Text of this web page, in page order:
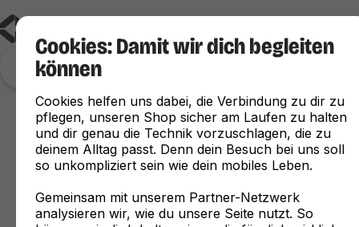
Cookies: Damit wir dich begleiten
können
Cookies helfen uns dabei, die Verbindung zu dir zu
pflegen, unseren Shop sicher am Laufen zu halten
und dir genau die Technik vorzuschlagen, die zu
deinem Alltag passt. Denn dein Besuch bei uns soll
so unkompliziert sein wie dein mobiles Leben.
Gemeinsam mit unserem Partner-Netzwerk
analysieren wir, wie du unsere Seite nutzt. So